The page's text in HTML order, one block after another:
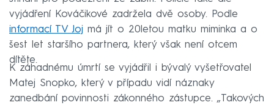
vyjádření Kováčikové zadržela dvě osoby. Podle
informací TV Joj má jít o 20letou matku miminka a o
šest let staršího partnera, který však není otcem
dítěte.
K záhadnému úmrtí se vyjádřil i bývalý vyšetřovatel
Matej Snopko, který v případu vidí náznaky
zanedbání povinnosti zákonného zástupce. „Takových